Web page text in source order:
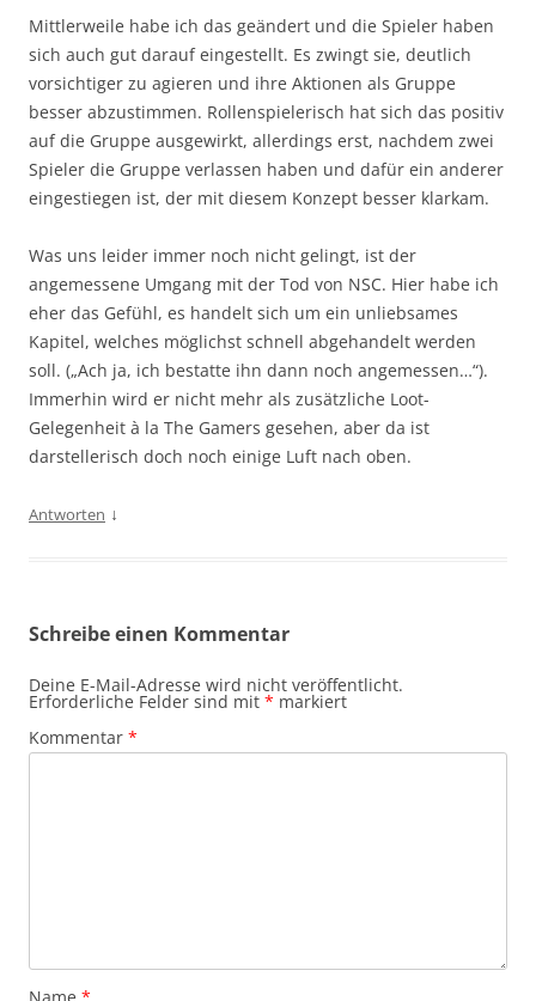
Mittlerweile habe ich das geändert und die Spieler haben
sich auch gut darauf eingestellt. Es zwingt sie, deutlich
vorsichtiger zu agieren und ihre Aktionen als Gruppe
besser abzustimmen. Rollenspielerisch hat sich das positiv
auf die Gruppe ausgewirkt, allerdings erst, nachdem zwei
Spieler die Gruppe verlassen haben und dafür ein anderer
eingestiegen ist, der mit diesem Konzept besser klarkam.
Was uns leider immer noch nicht gelingt, ist der
angemessene Umgang mit der Tod von NSC. Hier habe ich
eher das Gefühl, es handelt sich um ein unliebsames
Kapitel, welches möglichst schnell abgehandelt werden
soll. („Ach ja, ich bestatte ihn dann noch angemessen…“).
Immerhin wird er nicht mehr als zusätzliche Loot-
Gelegenheit à la The Gamers gesehen, aber da ist
darstellerisch doch noch einige Luft nach oben.
Antworten ↓
Schreibe einen Kommentar
Deine E-Mail-Adresse wird nicht veröffentlicht.
Erforderliche Felder sind mit * markiert
Kommentar *